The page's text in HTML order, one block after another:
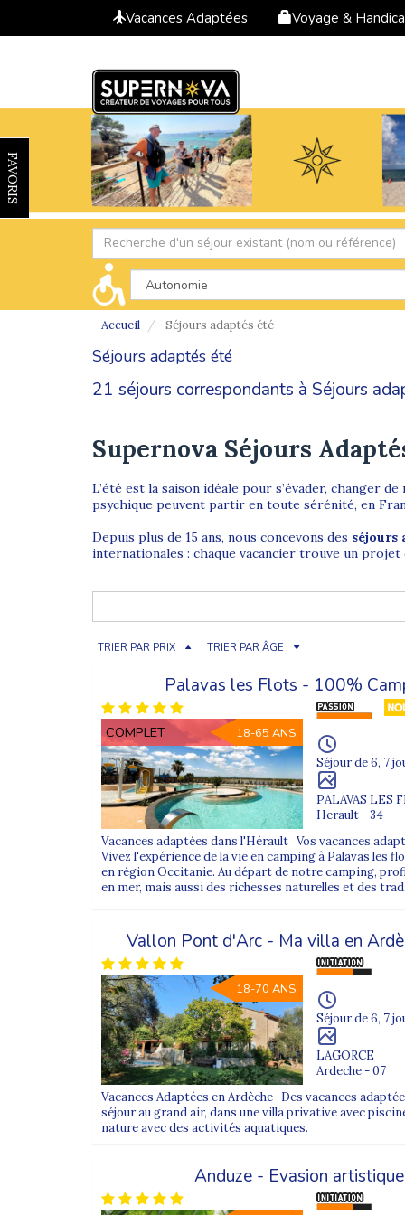
Vacances Adaptées Voyage &
FAVORIS
Accueil Séjours adaptés été
Séjours adaptés été
21 séjours correspondants à Séjours
Supernova Séjours
L’été est la saison idéale pour s’évader, changer
psychique peuvent partir en toute sérénité, en
Depuis plus de 15 ans, nous concevons des séjours
internationales : chaque vacancier trouve un projet
Les départs en juin, juillet et août permettent de
Des séjours adaptés en France pour
La France offre une diversité de paysages
- lamerpour le farniente, les plages et les balades
- lamontagnepour l’air frais, la nature et les
campagnepour le calme, la convivialité et la
Chaque séjour comprend des activités adaptées
Pour les vacanciers ayant une bonne ou très
l’Espagne, l’Italie, le Portugal, les Baléares, les
Ces voyages adaptés offrent un réel
Hébergements, repas et
Tous nos séjours d’été incluent des
groupes. Les repas sont proposés enpension
L’encadrement est assuré par des professionnels
Pourquoi choisir Supernova pour
TRIER PAR PRIX TRIER PAR ÂGE
Palavas les Flots - 100%
COMPLET 18-65 ANS
Séjour de 6, 7
PALAVAS LES
Herault - 34
Vacances adaptées dans l'Hérault Vos vacances
Vivez l'expérience de la vie en camping à Palavas les
en région Occitanie. Au départ de notre camping,
en mer, mais aussi des richesses naturelles et des
Vallon Pont d'Arc - Ma villa en
18-70 ANS
Séjour de 6, 7
LAGORCE
Ardeche - 07
Vacances Adaptées en Ardèche Des vacances
séjour au grand air, dans une villa privative avec
nature avec des activités aquatiques.
Anduze - Evasion